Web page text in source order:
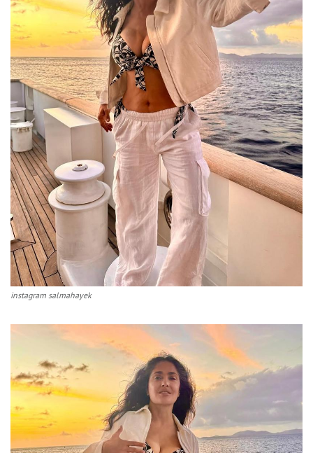
instagram salmahayek